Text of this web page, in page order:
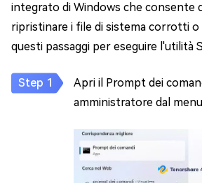
integrato di Windows che consente
ripristinare i file di sistema corrotti o
questi passaggi per eseguire l'utilità
Apri il Prompt dei
amministratore dal